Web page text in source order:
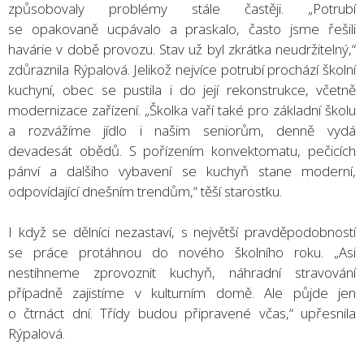
způsobovaly problémy stále častěji. „Potrubí
se opakovaně ucpávalo a praskalo, často jsme řešili
havárie v době provozu. Stav už byl zkrátka neudržitelný,“
zdůraznila Rýpalová. Jelikož nejvíce potrubí prochází školní
kuchyní, obec se pustila i do její rekonstrukce, včetně
modernizace zařízení. „Školka vaří také pro základní školu
a rozvážíme jídlo i našim seniorům, denně vydá
devadesát obědů. S pořízením konvektomatu, pečicích
pánví a dalšího vybavení se kuchyň stane moderní,
odpovídající dnešním trendům,“ těší starostku.
I když se dělníci nezastaví, s největší pravděpodobností
se práce protáhnou do nového školního roku. „Asi
nestihneme zprovoznit kuchyň, náhradní stravování
případně zajistíme v kulturním domě. Ale půjde jen
o čtrnáct dní. Třídy budou připravené včas,“ upřesnila
Rýpalová.